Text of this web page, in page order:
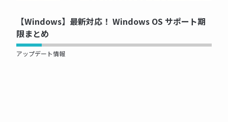
【Windows】最新対応！ Windows OS サポート期
限まとめ
アップデート情報